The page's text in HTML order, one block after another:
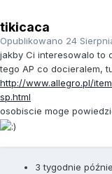
tikicaca
Opublikowano 24
jakby Ci interesowalo to
tego AP co docieralem,
http://www.allegro.pl/
sp.html
osobiscie moge
3 tygodnie